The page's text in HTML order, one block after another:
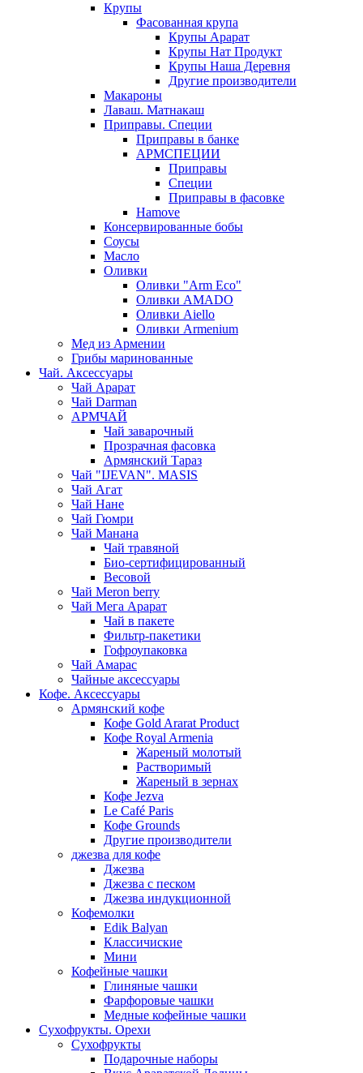
Крупы
Фасованная крупа
Крупы Арарат
Крупы Нат Продукт
Крупы Наша Деревня
Другие производители
Макароны
Лаваш. Матнакаш
Приправы. Специи
Приправы в банке
АРМСПЕЦИИ
Приправы
Специи
Приправы в фасовке
Hamove
Консервированные бобы
Соусы
Масло
Оливки
Оливки "Arm Eco"
Оливки AMADO
Оливки Aiello
Оливки Armenium
Мед из Армении
Грибы маринованные
Чай. Аксессуары
Чай Арарат
Чай Darman
АРМЧАЙ
Чай заварочный
Прозрачная фасовка
Армянский Тараз
Чай "IJEVAN". MASIS
Чай Агат
Чай Нане
Чай Гюмри
Чай Манана
Чай травяной
Био-сертифицированный
Весовой
Чай Meron berry
Чай Мега Арарат
Чай в пакете
Фильтр-пакетики
Гофроупаковка
Чай Амарас
Чайные аксессуары
Кофе. Аксессуары
Армянский кофе
Кофе Gold Ararat Product
Кофе Royal Armenia
Жареный молотый
Растворимый
Жареный в зернах
Кофе Jezva
Le Café Paris
Кофе Grounds
Другие производители
джезва для кофе
Джезва
Джезва с песком
Джезва индукционной
Кофемолки
Edik Balyan
Классичиские
Мини
Кофейные чашки
Глиняные чашки
Фарфоровые чашки
Медные кофейные чашки
Сухофрукты. Орехи
Сухофрукты
Подарочные наборы